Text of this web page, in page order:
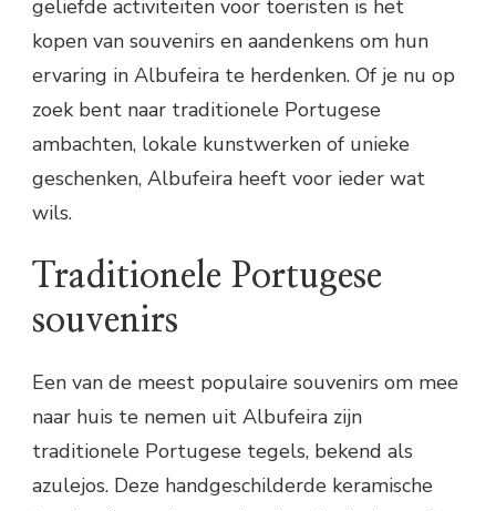
geliefde activiteiten voor toeristen is het
kopen van souvenirs en aandenkens om hun
ervaring in Albufeira te herdenken. Of je nu op
zoek bent naar traditionele Portugese
ambachten, lokale kunstwerken of unieke
geschenken, Albufeira heeft voor ieder wat
wils.
Traditionele Portugese
souvenirs
Een van de meest populaire souvenirs om mee
naar huis te nemen uit Albufeira zijn
traditionele Portugese tegels, bekend als
azulejos. Deze handgeschilderde keramische